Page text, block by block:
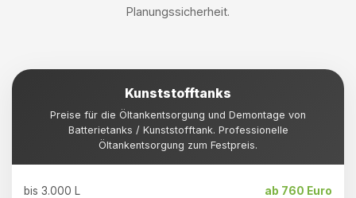
Planungssicherheit.
Kunststofftanks
Preise für die Öltankentsorgung und Demontage von
Batterietanks / Kunststofftank. Professionelle
Öltankentsorgung zum Festpreis.
bis 3.000 L ab 760 Euro